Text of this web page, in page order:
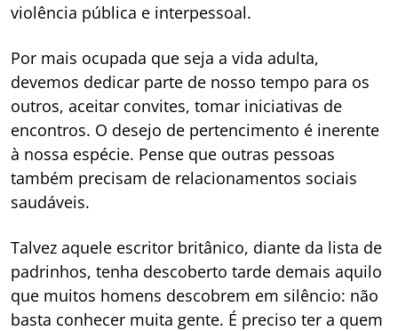
violência pública e interpessoal.
Por mais ocupada que seja a vida adulta,
devemos dedicar parte de nosso tempo para os
outros, aceitar convites, tomar iniciativas de
encontros. O desejo de pertencimento é inerente
à nossa espécie. Pense que outras pessoas
também precisam de relacionamentos sociais
saudáveis.
Talvez aquele escritor britânico, diante da lista de
padrinhos, tenha descoberto tarde demais aquilo
que muitos homens descobrem em silêncio: não
basta conhecer muita gente. É preciso ter a quem